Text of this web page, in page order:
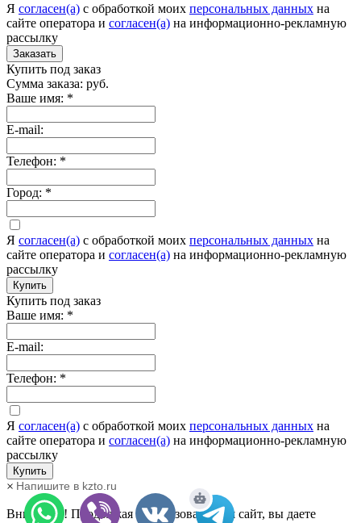
Я согласен(а) c обработкой моих персональных данных на
сайте оператора и согласен(а) на информационно-рекламную
рассылку
Заказать
Купить под заказ
Сумма заказа: руб.
Ваше имя: *
E-mail:
Телефон: *
Город: *
Я согласен(а) c обработкой моих персональных данных на
сайте оператора и согласен(а) на информационно-рекламную
рассылку
Купить
Купить под заказ
Ваше имя: *
E-mail:
Телефон: *
Я согласен(а) c обработкой моих персональных данных на
сайте оператора и согласен(а) на информационно-рекламную
рассылку
Купить
Напишите в kzto.ru
×
Внимание! Продолжая использовать наш сайт, вы даете